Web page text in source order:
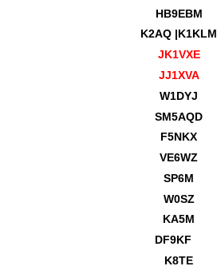
HB9EBM
K2AQ |K1KLM
JK1VXE
JJ1XVA
W1DYJ
SM5AQD
F5NKX
VE6WZ
SP6M
W0SZ
KA5M
DF9KF
K8TE